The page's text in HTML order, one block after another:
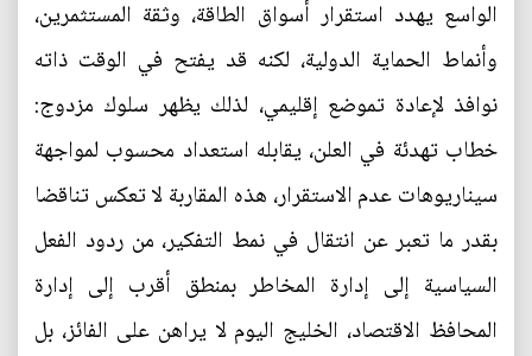
الواسع يهدد استقرار أسواق الطاقة، وثقة المستثمرين،
وأنماط الحماية الدولية، لكنه قد يفتح في الوقت ذاته
نوافذ لإعادة تموضع إقليمي، لذلك يظهر سلوك مزدوج:
خطاب تهدئة في العلن، يقابله استعداد محسوب لمواجهة
سيناريوهات عدم الاستقرار، هذه المقاربة لا تعكس تناقضا
بقدر ما تعبر عن انتقال في نمط التفكير، من ردود الفعل
السياسية إلى إدارة المخاطر بمنطق أقرب إلى إدارة
المحافظ الاقتصاد، الخليج اليوم لا يراهن على الفائز، بل